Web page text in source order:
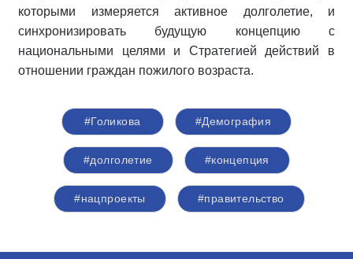
которыми измеряется активное долголетие, и
синхронизировать будущую концепцию с
национальными целями и Стратегией действий в
отношении граждан пожилого возраста.
#Голикова #Демография
#долголетие #концепция
#нацпроекты #правительство